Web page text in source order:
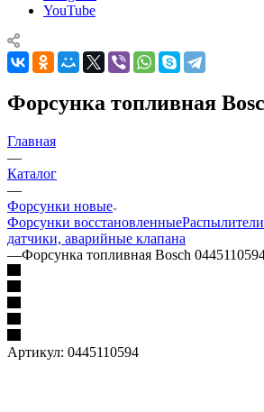
YouTube
Форсунка топливная
Главная
—
Каталог
—
Форсунки новые
Форсунки восстановленныеРаспылители
датчики, аварийные клапана
—Форсунка топливная Bosch
Артикул: 0445110594